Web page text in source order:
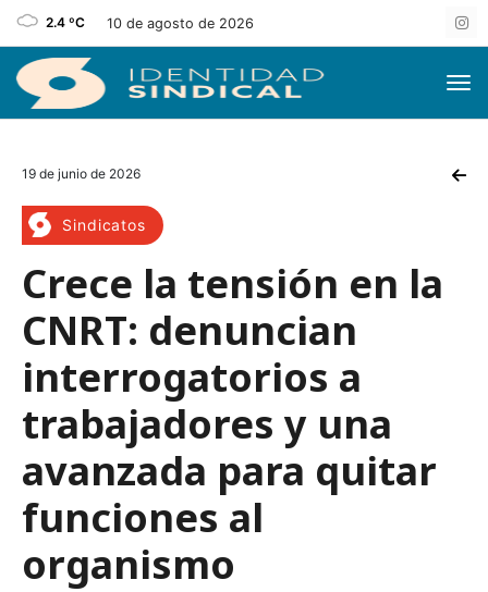
2.4 ºC 10 de agosto de 2026
19 de junio de 2026
Sindicatos
Crece la tensión en la
CNRT: denuncian
interrogatorios a
trabajadores y una
avanzada para quitar
funciones al
organismo